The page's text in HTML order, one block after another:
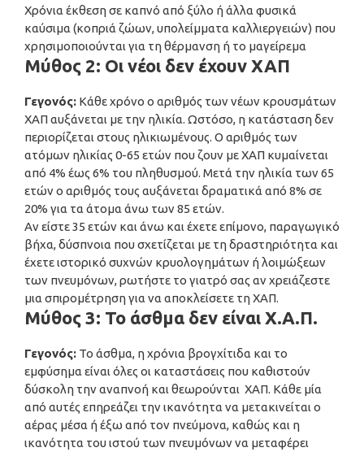
Χρόνια έκθεση σε καπνό από ξύλο ή άλλα φυσικά
καύσιμα (κοπριά ζώων, υπολείμματα καλλιεργειών) που
χρησιμοποιούνται για τη θέρμανση ή το μαγείρεμα
Μύθος 2: Οι νέοι δεν έχουν ΧΑΠ
Γεγονός: Κάθε χρόνο ο αριθμός των νέων κρουσμάτων
ΧΑΠ αυξάνεται με την ηλικία. Ωστόσο, η κατάσταση δεν
περιορίζεται στους ηλικιωμένους. Ο αριθμός των
ατόμων ηλικίας 0-65 ετών που ζουν με ΧΑΠ κυμαίνεται
από 4% έως 6% του πληθυσμού. Μετά την ηλικία των 65
ετών ο αριθμός τους αυξάνεται δραματικά από 8% σε
20% για τα άτομα άνω των 85 ετών.
Αν είστε 35 ετών και άνω και έχετε επίμονο, παραγωγικό
βήχα, δύσπνοια που σχετίζεται με τη δραστηριότητα και
έχετε ιστορικό συχνών κρυολογημάτων ή λοιμώξεων
των πνευμόνων, ρωτήστε το γιατρό σας αν χρειάζεστε
μια σπιρομέτρηση για να αποκλείσετε τη ΧΑΠ.
Μύθος 3: Το άσθμα δεν είναι Χ.Α.Π.
Γεγονός: Το άσθμα, η χρόνια βρογχίτιδα και το
εμφύσημα είναι όλες οι καταστάσεις που καθιστούν
δύσκολη την αναπνοή και θεωρούνται ΧΑΠ. Κάθε μία
από αυτές επηρεάζει την ικανότητα να μετακινείται ο
αέρας μέσα ή έξω από τον πνεύμονα, καθώς και η
ικανότητα του ιστού των πνευμόνων να μεταφέρει